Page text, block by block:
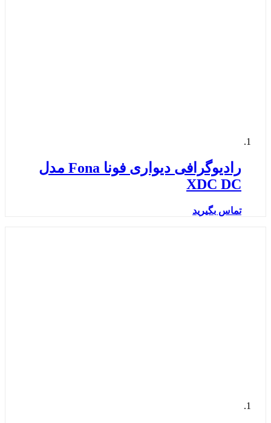
رادیوگرافی دیواری فونا Fona مدل
XDC DC
تماس بگیرید